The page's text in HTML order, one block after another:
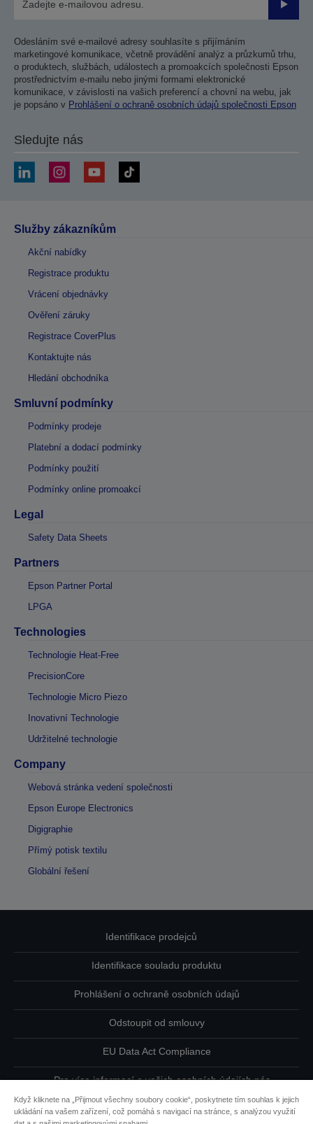
Odesláním své e-mailové adresy souhlasíte s přijímáním
marketingové komunikace, včetně provádění analýz a průzkumů trhu,
o produktech, službách, událostech a promoakcích společnosti Epson
prostřednictvím e-mailu nebo jinými formami elektronické
komunikace, v závislosti na vašich preferencí a chovní na webu, jak
je popsáno v Prohlášení o ochraně osobních údajů společnosti Epson
Sledujte nás
Služby zákazníkům
Akční nabídky
Registrace produktu
Vrácení objednávky
Ověření záruky
Registrace CoverPlus
Kontaktujte nás
Hledání obchodníka
Smluvní podmínky
Podmínky prodeje
Platební a dodací podmínky
Podmínky použití
Podmínky online promoakcí
Legal
Safety Data Sheets
Partners
Epson Partner Portal
LPGA
Technologies
Technologie Heat-Free
PrecisionCore
Technologie Micro Piezo
Inovativní Technologie
Udržitelné technologie
Company
Webová stránka vedení společnosti
Epson Europe Electronics
Digigraphie
Přímý potisk textilu
Globální řešení
Identifikace prodejců
Identifikace souladu produktu
Prohlášení o ochraně osobních údajů
Odstoupit od smlouvy
EU Data Act Compliance
Pro více informací o vašich osobních údajích nás
Když kliknete na „Přijmout všechny soubory cookie“, poskytnete tím souhlas k jejich
ukládání na vašem zařízení, což pomáhá s navigací na stránce, s analýzou využití